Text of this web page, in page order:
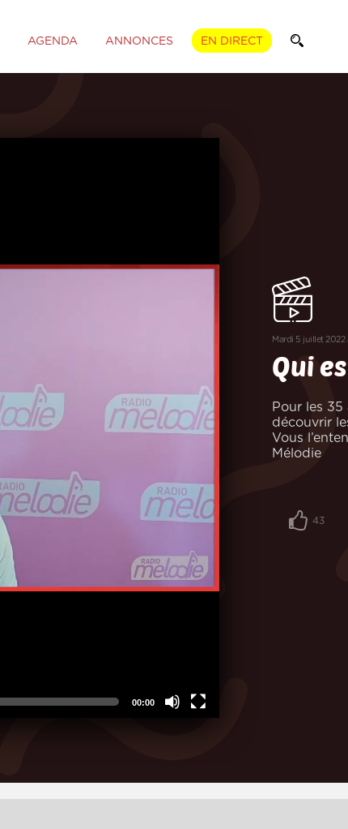
AGENDA ANNONCES EN DIRECT
00:00
mardi 5 juillet 2022
Qui
Pour les
découvrir
Vous
Mélodie
43